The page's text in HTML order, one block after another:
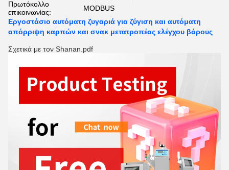
Πρωτόκολλο
επικοινωνίας:
MODBUS
Εργοστάσιο αυτόματη ζυγαριά για ζύγιση και αυτόματη
απόρριψη καρπών και σνακ μετατροπέας ελέγχου βάρους
Σχετικά με τον Shanan.pdf